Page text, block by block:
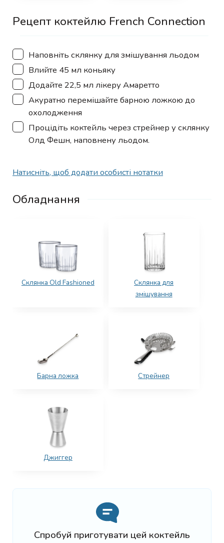
Рецепт коктейлю French Connection
▢
Наповніть склянку для змішування льодом
▢
Влийте 45 мл коньяку
▢
Додайте 22,5 мл лікеру Амаретто
▢
Акуратно перемішайте барною ложкою до
охолодження
▢
Процідіть коктейль через стрейнер у склянку
Олд Фешн, наповнену льодом.
Натисніть, щоб додати особисті нотатки
Обладнання
Склянка Old Fashioned
Склянка для
змішування
Барна ложка Стрейнер
Джиггер
Спробуй приготувати цей коктейль